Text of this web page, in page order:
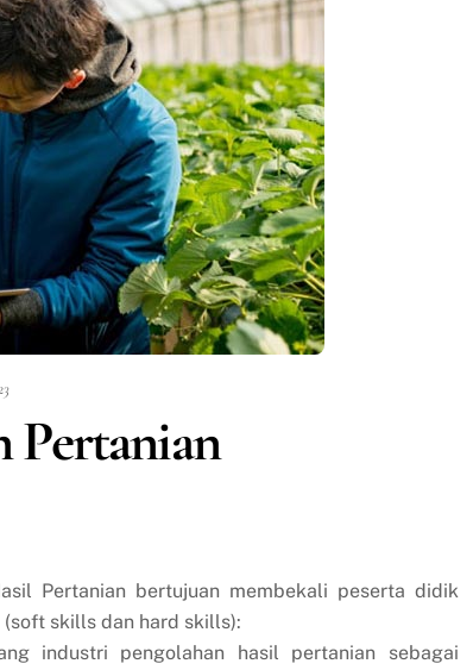
Pertanian
Pertanian bertujuan membekali peserta didik
skills dan hard skills):
industri pengolahan hasil pertanian sebagai